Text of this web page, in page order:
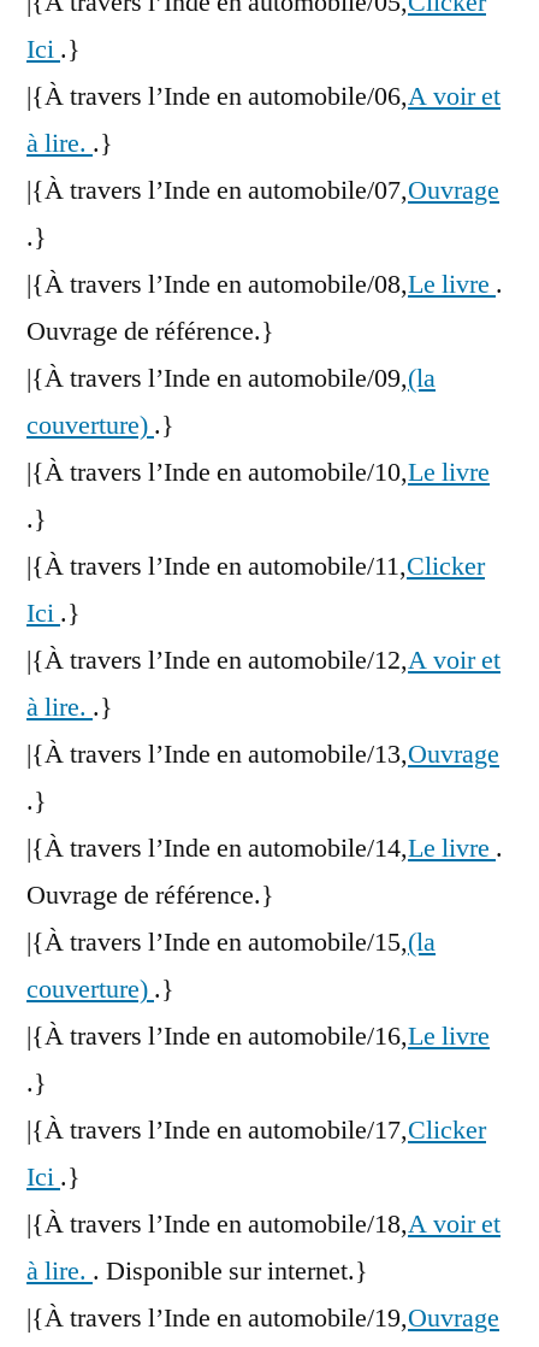
Ici .}
|{À travers l’Inde en automobile/06,A voir et
à lire. .}
|{À travers l’Inde en automobile/07,Ouvrage
.}
|{À travers l’Inde en automobile/08,Le livre .
Ouvrage de référence.}
|{À travers l’Inde en automobile/09,(la
couverture) .}
|{À travers l’Inde en automobile/10,Le livre
.}
|{À travers l’Inde en automobile/11,Clicker
Ici .}
|{À travers l’Inde en automobile/12,A voir et
à lire. .}
|{À travers l’Inde en automobile/13,Ouvrage
.}
|{À travers l’Inde en automobile/14,Le livre .
Ouvrage de référence.}
|{À travers l’Inde en automobile/15,(la
couverture) .}
|{À travers l’Inde en automobile/16,Le livre
.}
|{À travers l’Inde en automobile/17,Clicker
Ici .}
|{À travers l’Inde en automobile/18,A voir et
à lire. . Disponible sur internet.}
|{À travers l’Inde en automobile/19,Ouvrage